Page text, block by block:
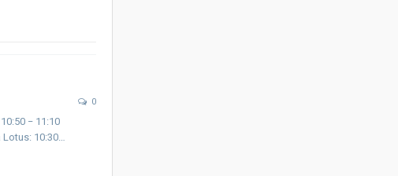
0
− 11:10
10:30…